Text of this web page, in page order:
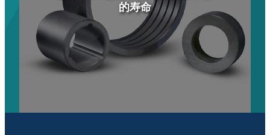
的寿命